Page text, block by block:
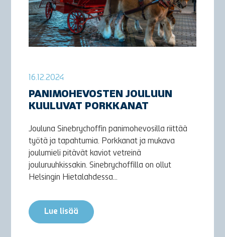
16.12.2024
PANIMOHEVOSTEN JOULUUN
KUULUVAT PORKKANAT
Jouluna Sinebrychoffin panimohevosilla riittää
työtä ja tapahtumia. Porkkanat ja mukava
joulumieli pitävät kaviot vetreinä
jouluruuhkissakin. Sinebrychoffilla on ollut
Helsingin Hietalahdessa...
Lue lisää